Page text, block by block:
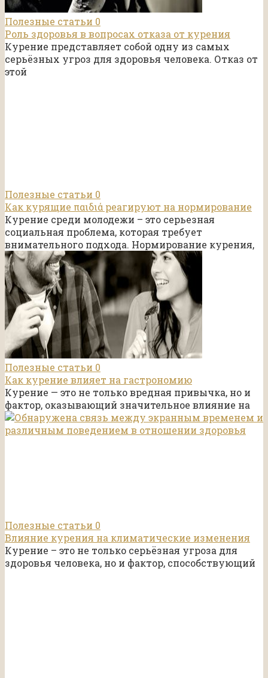
Полезные статьи 0
Роль здоровья в вопросах отказа от курения
Курение представляет собой одну из самых
серьёзных угроз для здоровья человека. Отказ от
этой
Полезные статьи 0
Как курящие παιδιά реагируют на нормирование
Курение среди молодежи – это серьезная
социальная проблема, которая требует
внимательного подхода. Нормирование курения,
Полезные статьи 0
Как курение влияет на гастрономию
Курение — это не только вредная привычка, но и
фактор, оказывающий значительное влияние на
Полезные статьи 0
Влияние курения на климатические изменения
Курение – это не только серьёзная угроза для
здоровья человека, но и фактор, способствующий